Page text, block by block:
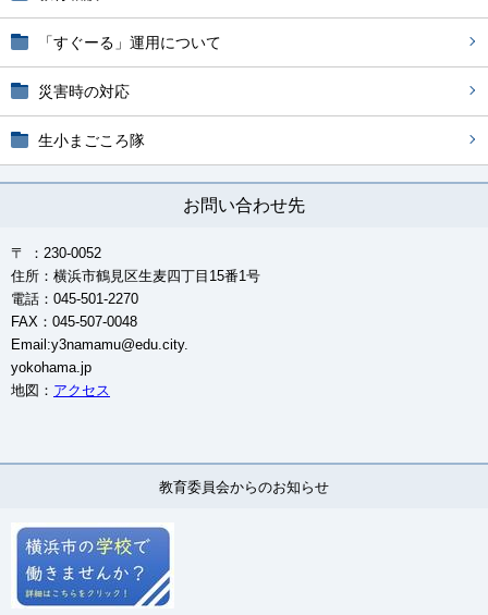
「すぐーる」運用について
災害時の対応
生小まごころ隊
お問い合わせ先
〒 ：230-0052
住所：横浜市鶴見区生麦四丁目15番1号
電話：045-501-2270
FAX：045-507-0048
Email:y3namamu@edu.city.
yokohama.jp
地図： アクセス
教育委員会からのお知らせ